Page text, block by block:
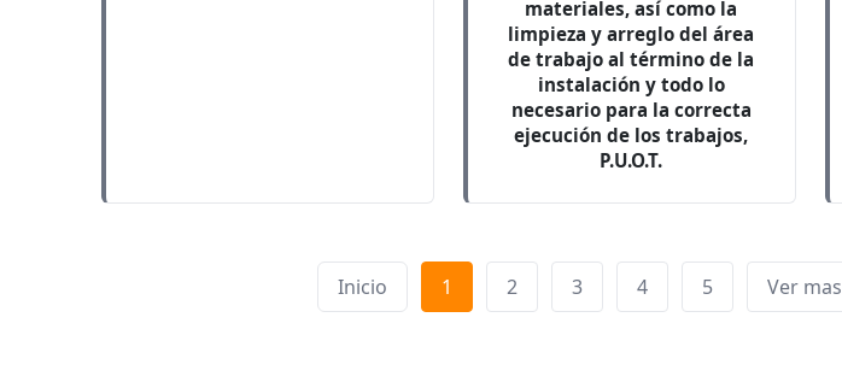
materiales, así como la
limpieza y arreglo del área
de trabajo al término de la
instalación y todo lo
necesario para la correcta
ejecución de los trabajos,
P.U.O.T.
Inicio 1 2 3 4 5 Ver mas